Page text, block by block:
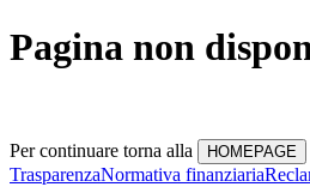
Pagina non
Per continuare torna alla
TrasparenzaNormativa finanziaria